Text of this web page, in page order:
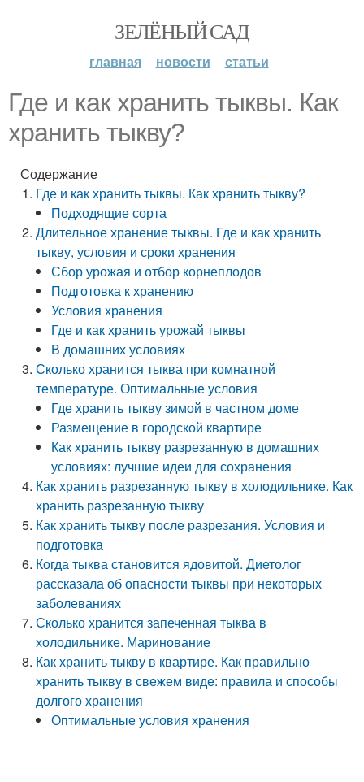
ЗЕЛЁНЫЙ САД
главная новости статьи
Где и как хранить тыквы. Как
хранить тыкву?
Содержание
Где и как хранить тыквы. Как хранить тыкву?
Подходящие сорта
Длительное хранение тыквы. Где и как хранить
тыкву, условия и сроки хранения
Сбор урожая и отбор корнеплодов
Подготовка к хранению
Условия хранения
Где и как хранить урожай тыквы
В домашних условиях
Сколько хранится тыква при комнатной
температуре. Оптимальные условия
Где хранить тыкву зимой в частном доме
Размещение в городской квартире
Как хранить тыкву разрезанную в домашних
условиях: лучшие идеи для сохранения
Как хранить разрезанную тыкву в холодильнике. Как
хранить разрезанную тыкву
Как хранить тыкву после разрезания. Условия и
подготовка
Когда тыква становится ядовитой. Диетолог
рассказала об опасности тыквы при некоторых
заболеваниях
Сколько хранится запеченная тыква в
холодильнике. Маринование
Как хранить тыкву в квартире. Как правильно
хранить тыкву в свежем виде: правила и способы
долгого хранения
Оптимальные условия хранения